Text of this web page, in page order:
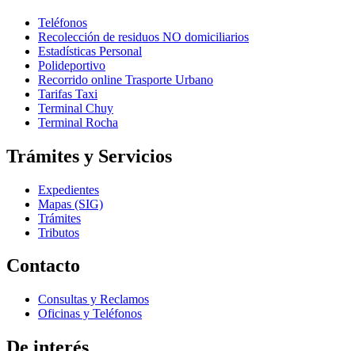
Teléfonos
Recolección de residuos NO domiciliarios
Estadísticas Personal
Polideportivo
Recorrido online Trasporte Urbano
Tarifas Taxi
Terminal Chuy
Terminal Rocha
Trámites y Servicios
Expedientes
Mapas (SIG)
Trámites
Tributos
Contacto
Consultas y Reclamos
Oficinas y Teléfonos